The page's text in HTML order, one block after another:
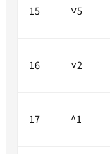
15 ˅5
16 ˅2
17 ^1